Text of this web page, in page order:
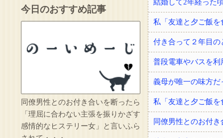
今日のおすすめ記事
同僚男性とのお付き合いを断ったら
「理屈に合わない主張を振りかざす
感情的なヒステリー女」と言いふら
付き合って２年目
普段電車やバスを
義母が唯一の味方